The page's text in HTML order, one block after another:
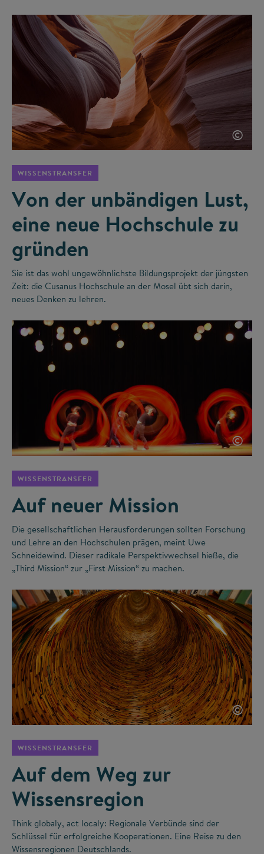
©
WISSENSTRANSFER
Von der unbändigen Lust,
eine neue Hochschule zu
gründen
Sie ist das wohl ungewöhnlichste Bildungsprojekt der jüngsten
Zeit: die Cusanus Hochschule an der Mosel übt sich darin,
neues Denken zu lehren.
©
WISSENSTRANSFER
Auf neuer Mission
Die gesellschaftlichen Herausforderungen sollten Forschung
und Lehre an den Hochschulen prägen, meint Uwe
Schneidewind. Dieser radikale Perspektivwechsel hieße, die
„Third Mission“ zur „First Mission“ zu machen.
©
WISSENSTRANSFER
Auf dem Weg zur
Wissensregion
Think globaly, act localy: Regionale Verbünde sind der
Schlüssel für erfolgreiche Kooperationen. Eine Reise zu den
Wissensregionen Deutschlands.